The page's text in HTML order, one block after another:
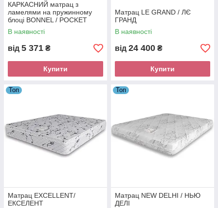
КАРКАСНИЙ матрац з
ламелями на пружинному
блоці BONNEL / POCKET
SPRING
В наявності
від 5 371 ₴
Купити
Матрац LE GRAND / ЛЄ
ГРАНД
В наявності
від 24 400 ₴
Купити
Топ
Матрац EXCELLENT/
ЕКСЕЛЕНТ
Топ
Матрац NEW DELHI / НЬЮ
ДЕЛІ